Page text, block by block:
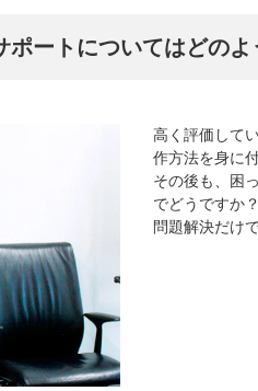
ートについてはどの
高く評価して
作方法を身に
その後も、困
でどうですか
問題解決だけ